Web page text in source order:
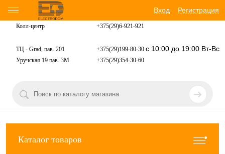
Вход Регистрация
Колл-центр +375(29)6-921-921
ТЦ - Grad, пав. 201 +375(29)199-80-30 с 10:00 до 19:00 Вт-Вс
Уручская 19 пав. 3М +375(29)354-30-60
Каталог товаров